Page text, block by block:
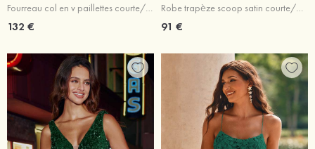
Fourreau col en v paillettes courte/mini robe de fête de la rentrée avec fendue paillettes
132 €
Robe trapèze scoop satin courte/mini robe de fête de la rentrée
91 €